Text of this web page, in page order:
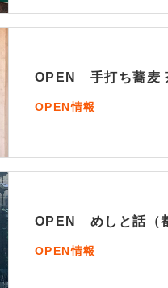
OPEN 手打ち蕎麦
OPEN情報
OPEN めしと話（
OPEN情報